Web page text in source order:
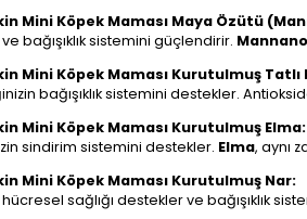
Mini Köpek Maması Maya Özütü
bağışıklık sistemini güçlendirir.
Mini Köpek Maması Kurutulmuş
bağışıklık sistemini destekler.
Mini Köpek Maması Kurutulmuş Elma:
sindirim sistemini destekler. Elma, aynı
Mini Köpek Maması Kurutulmuş Nar:
sağlığı destekler ve bağışıklık